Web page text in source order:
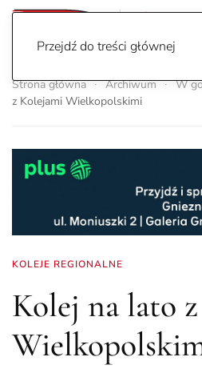
Przejdź do treści głównej
Strona główna Archiwum W
z Kolejami Wielkopolskimi
KOLEJE REGIONALNE
Kolej na lato